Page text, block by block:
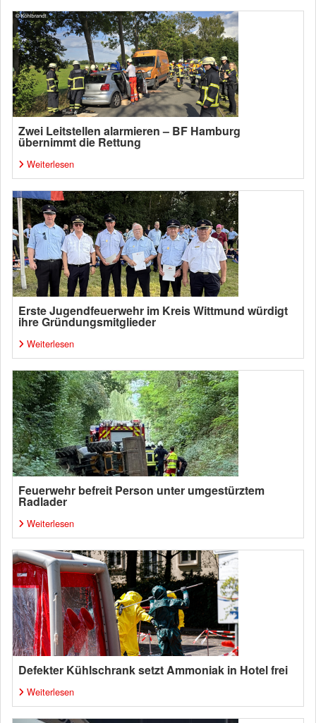
Zwei Leitstellen alarmieren – BF Hamburg
übernimmt die Rettung
Weiterlesen
Erste Jugendfeuerwehr im Kreis Wittmund würdigt
ihre Gründungsmitglieder
Weiterlesen
Feuerwehr befreit Person unter umgestürztem
Radlader
Weiterlesen
Defekter Kühlschrank setzt Ammoniak in Hotel frei
Weiterlesen